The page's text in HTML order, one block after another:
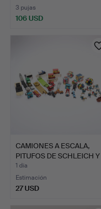
3 pujas
106 USD
CAMIONES A ESCALA,
PITUFOS DE SCHLEICH Y
C…
1 día
Estimación
27 USD